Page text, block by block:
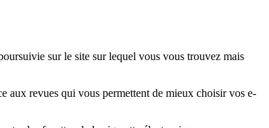
sur le site sur lequel vous vous trouvez mais
aux revues qui vous permettent de mieux choisir vos e-